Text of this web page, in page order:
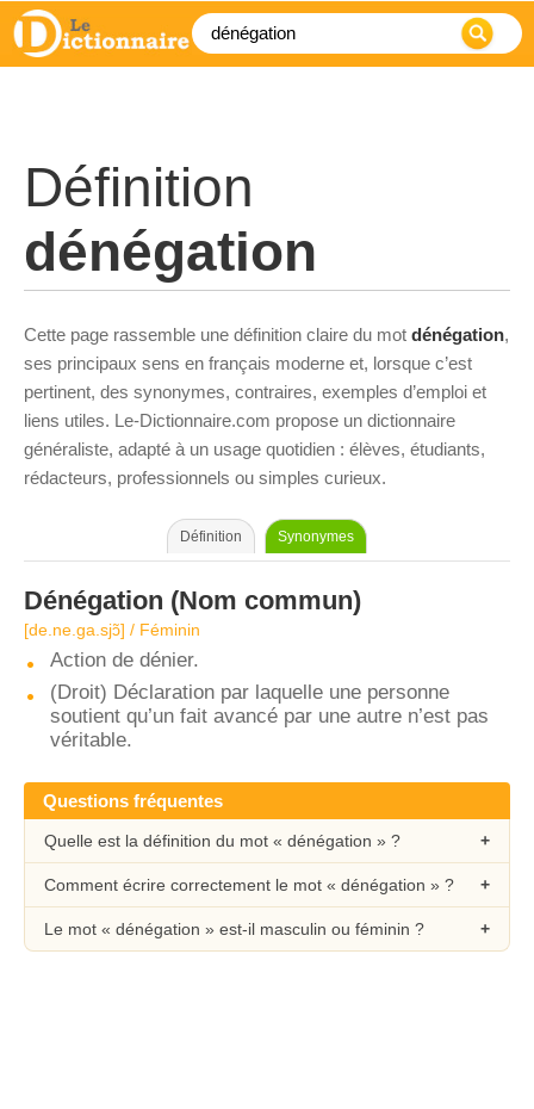
Définition
dénégation
Cette page rassemble une définition claire du mot dénégation,
ses principaux sens en français moderne et, lorsque c’est
pertinent, des synonymes, contraires, exemples d’emploi et
liens utiles. Le-Dictionnaire.com propose un dictionnaire
généraliste, adapté à un usage quotidien : élèves, étudiants,
rédacteurs, professionnels ou simples curieux.
Définition Synonymes
Dénégation (Nom commun)
[de.ne.ga.sjɔ̃] / Féminin
Action de dénier.
(Droit) Déclaration par laquelle une personne
soutient qu’un fait avancé par une autre n’est pas
véritable.
Questions fréquentes
Quelle est la définition du mot « dénégation » ?
Comment écrire correctement le mot « dénégation » ?
Le mot « dénégation » est-il masculin ou féminin ?